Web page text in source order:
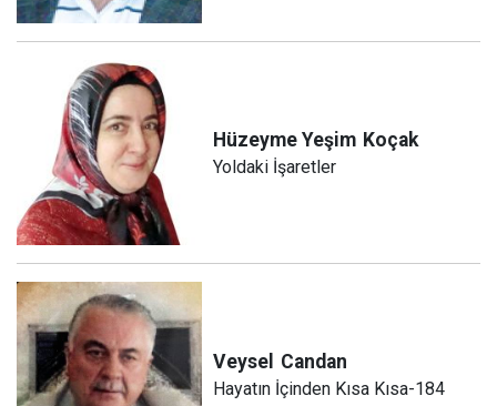
Hüzeyme Yeşim Koçak
Yoldaki İşaretler
Veysel Candan
Hayatın İçinden Kısa Kısa-184